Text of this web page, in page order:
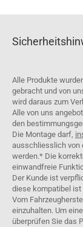
Alle Produkte
gebracht und von
wird daraus zum
Alle von uns
den
Die Montage darf,
ausschliesslich von
werden.* Die
einwandfreie
Der Kunde ist
diese kompatibel ist
Vom
einzuhalten. Um
überprüfen Sie das